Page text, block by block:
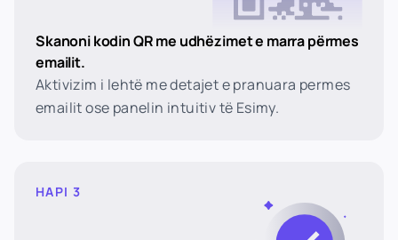
Skanoni kodin QR me udhëzimet e marra përmes
emailit.
Aktivizim i lehtë me detajet e pranuara permes
emailit ose panelin intuitiv të Esimy.
HAPI 3